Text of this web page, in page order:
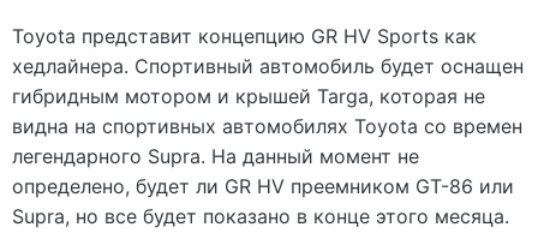
Toyota представит концепцию GR HV Sports как
хедлайнера. Спортивный автомобиль будет оснащен
гибридным мотором и крышей Targa, которая не
видна на спортивных автомобилях Toyota со времен
легендарного Supra. На данный момент не
определено, будет ли GR HV преемником GT-86 или
Supra, но все будет показано в конце этого месяца.